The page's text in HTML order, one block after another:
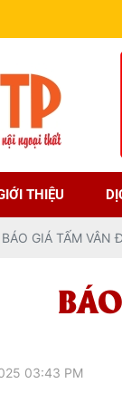
THIỆU
BÁO GIÁ TẤM VÂN
03:43 PM